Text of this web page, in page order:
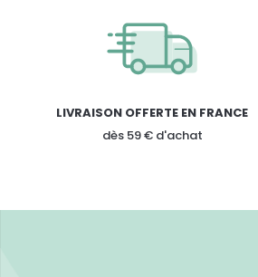
LIVRAISON OFFERTE EN FRANCE
dès 59 € d'achat